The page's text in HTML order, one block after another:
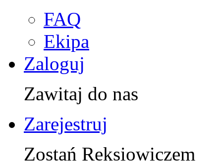
FAQ
Ekipa
Zaloguj
Zawitaj do nas
Zarejestruj
Zostań Reksiowiczem